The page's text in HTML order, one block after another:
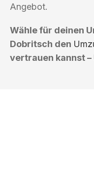
Angebot.
Wähle für deinen
Dobritsch den
vertrauen kannst